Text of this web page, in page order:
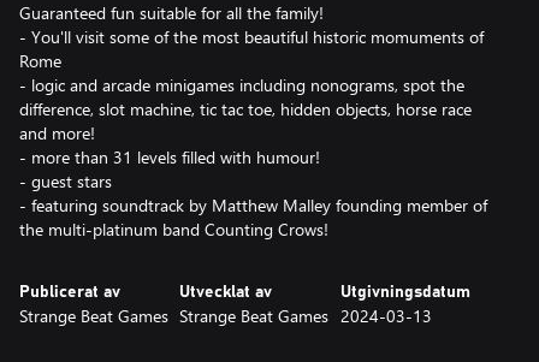
Guaranteed fun suitable for all the family!
- You'll visit some of the most beautiful historic momuments of
Rome
- logic and arcade minigames including nonograms, spot the
difference, slot machine, tic tac toe, hidden objects, horse race
and more!
- more than 31 levels filled with humour!
- guest stars
- featuring soundtrack by Matthew Malley founding member of
the multi-platinum band Counting Crows!
Publicerat av
Strange Beat Games
Utvecklat av
Strange Beat Games
Utgivningsdatum
2024-03-13